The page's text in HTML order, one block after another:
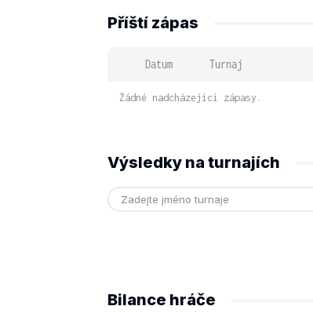
Příští zápas
Datum Turnaj
Žádné nadcházející zápasy.
Výsledky na turnajích
Bilance hráče